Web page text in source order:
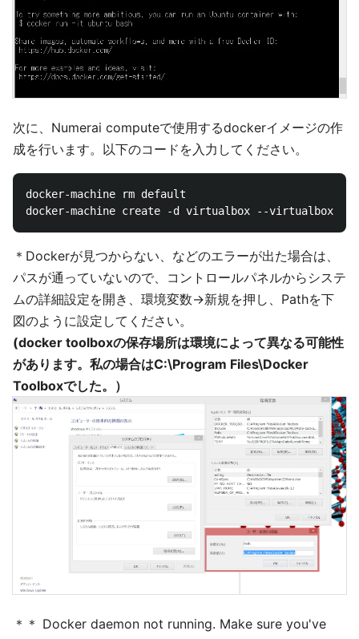
次に、Numerai computeで使用するdockerイメージの作
成を行います。以下のコードを入力してください。
docker-machine rm default
＊Dockerが見つからない、などのエラーが出た場合は、
パスが通っていないので、コントロールパネルからシステ
ムの詳細設定を開き、環境変数→新規を押し、Pathを下
図のように設定してください。
(docker toolboxの保存場所は環境によって異なる可能性
があります。私の場合はC:\Program Files\Docker
Toolboxでした。）
＊＊ Docker daemon not running. Make sure you've